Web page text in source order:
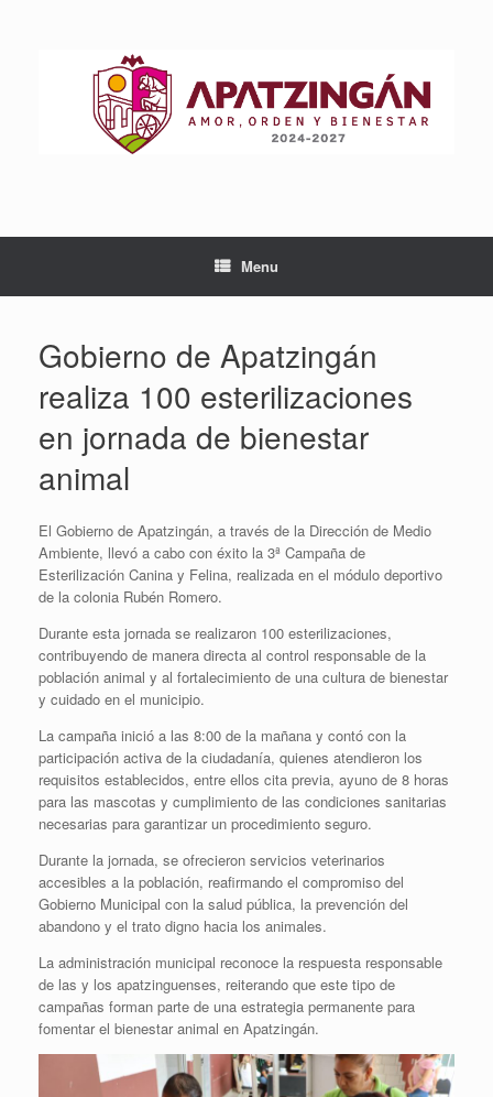
Menu
Gobierno de Apatzingán
realiza 100 esterilizaciones
en jornada de bienestar
animal
El Gobierno de Apatzingán, a través de la Dirección de Medio
Ambiente, llevó a cabo con éxito la 3ª Campaña de
Esterilización Canina y Felina, realizada en el módulo deportivo
de la colonia Rubén Romero.
Durante esta jornada se realizaron 100 esterilizaciones,
contribuyendo de manera directa al control responsable de la
población animal y al fortalecimiento de una cultura de bienestar
y cuidado en el municipio.
La campaña inició a las 8:00 de la mañana y contó con la
participación activa de la ciudadanía, quienes atendieron los
requisitos establecidos, entre ellos cita previa, ayuno de 8 horas
para las mascotas y cumplimiento de las condiciones sanitarias
necesarias para garantizar un procedimiento seguro.
Durante la jornada, se ofrecieron servicios veterinarios
accesibles a la población, reafirmando el compromiso del
Gobierno Municipal con la salud pública, la prevención del
abandono y el trato digno hacia los animales.
La administración municipal reconoce la respuesta responsable
de las y los apatzinguenses, reiterando que este tipo de
campañas forman parte de una estrategia permanente para
fomentar el bienestar animal en Apatzingán.